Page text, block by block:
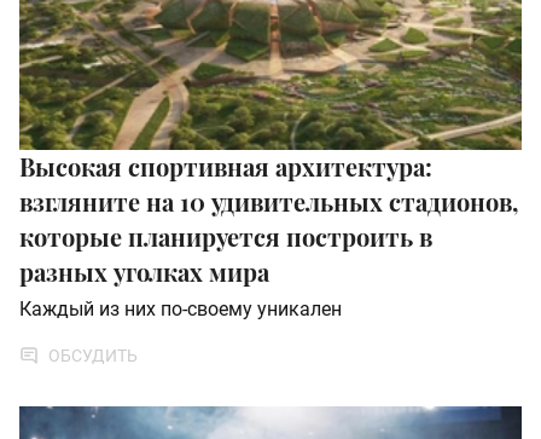
Высокая спортивная архитектура:
взгляните на 10 удивительных стадионов,
которые планируется построить в
разных уголках мира
Каждый из них по-своему уникален
ОБСУДИТЬ